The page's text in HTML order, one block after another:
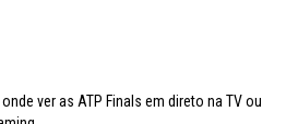
ver as ATP Finals em direto na TV ou